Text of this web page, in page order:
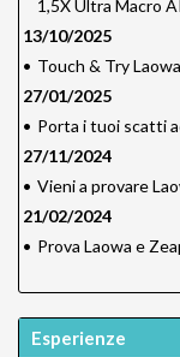
1,5X Ultra Macro
13/10/2025
• Touch & Try
27/01/2025
• Porta i tuoi scatti
27/11/2024
• Vieni a provare
21/02/2024
• Prova Laowa e
Esperienze